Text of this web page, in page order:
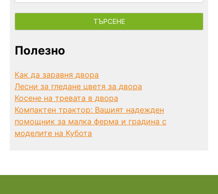
за:
Полезно
Как да заравня двора
Лесни за гледане цветя за двора
Косене на тревата в двора
Компактен трактор: Вашият надежден
помощник за малка ферма и градина с
моделите на Кубота